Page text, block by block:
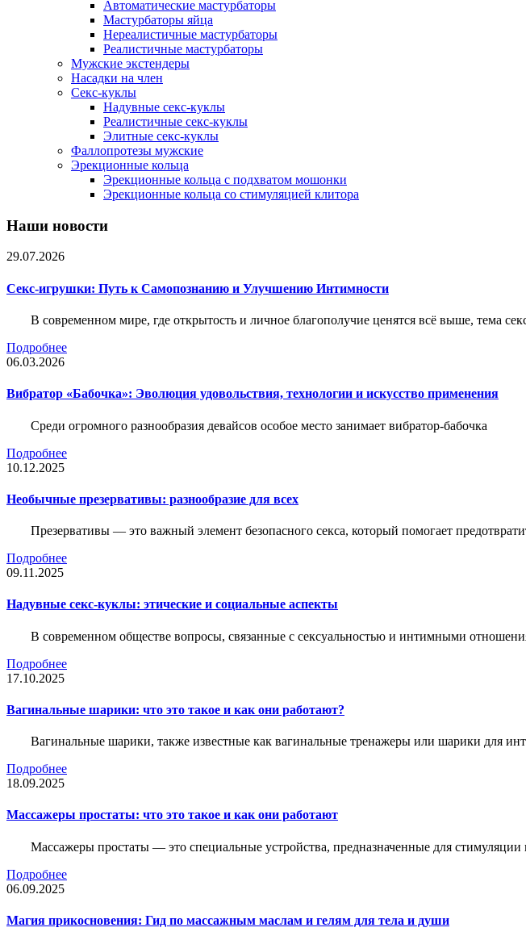
Автоматические мастурбаторы
Мастурбаторы яйца
Нереалистичные мастурбаторы
Реалистичные мастурбаторы
Мужские экстендеры
Насадки на член
Секс-куклы
Надувные секс-куклы
Реалистичные секс-куклы
Элитные секс-куклы
Фаллопротезы мужские
Эрекционные кольца
Эрекционные кольца с подхватом мошонки
Эрекционные кольца со стимуляцией клитора
Наши новости
29.07.2026
Секс-игрушки: Путь к Самопознанию и Улучшению Интимности
В современном мире, где открытость и личное благополучие ценятся всё выше, тема
Подробнее
06.03.2026
Вибратор «Бабочка»: Эволюция удовольствия, технологии и искусство применения
Среди огромного разнообразия девайсов особое место занимает вибратор-бабочка
Подробнее
10.12.2025
Необычные презервативы: разнообразие для всех
Презервативы — это важный элемент безопасного секса, который помогает
Подробнее
09.11.2025
Надувные секс-куклы: этические и социальные аспекты
В современном обществе вопросы, связанные с сексуальностью и интимными
Подробнее
17.10.2025
Вагинальные шарики: что это такое и как они работают?
Вагинальные шарики, также известные как вагинальные тренажеры или шарики для
Подробнее
18.09.2025
Массажеры простаты: что это такое и как они работают
Массажеры простаты — это специальные устройства, предназначенные для стимуляции
Подробнее
06.09.2025
Магия прикосновения: Гид по массажным маслам и гелям для тела и души